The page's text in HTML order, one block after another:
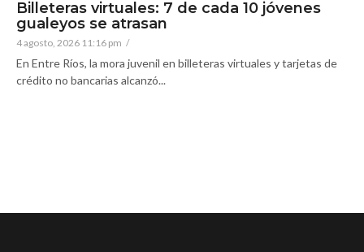
Billeteras virtuales: 7 de cada 10 jóvenes
gualeyos se atrasan
4 agosto, 2026 11:16 pm /
En Entre Ríos, la mora juvenil en billeteras virtuales y tarjetas de
crédito no bancarias alcanzó...